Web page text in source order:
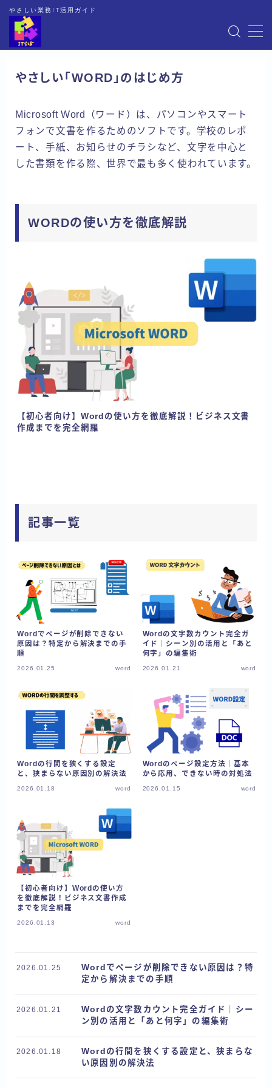
やさしい業務IT活用ガイド
MENU
HOME
EXCEL
WORD
やさしい「WORD」のはじめ方
Microsoft Word（ワード）は、パソコンやスマート
フォンで文書を作るためのソフトです。学校のレポ
ート、手紙、お知らせのチラシなど、文字を中心と
した書類を作る際、世界で最も多く使われています。
WORDの使い方を徹底解説
【初心者向け】Wordの使い方を徹底解説！ビジネス文書
作成までを完全網羅
記事一覧
Wordでページが削除できない
原因は？特定から解決までの手
順
2026.01.25 word
Wordの文字数カウント完全ガ
イド｜シーン別の活用と「あと
何字」の編集術
2026.01.21 word
Wordの行間を狭くする設定
と、狭まらない原因別の解決法
2026.01.18 word
Wordのページ設定方法｜基本
から応用、できない時の対処法
2026.01.15 word
【初心者向け】Wordの使い方
を徹底解説！ビジネス文書作成
までを完全網羅
2026.01.13 word
Wordでページが削除できない原因は？特
定から解決までの手順
2026.01.25
Wordの文字数カウント完全ガイド｜シー
ン別の活用と「あと何字」の編集術
2026.01.21
Wordの行間を狭くする設定と、狭まらな
い原因別の解決法
2026.01.18